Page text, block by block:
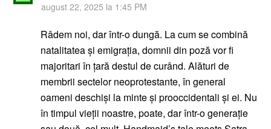
august 22, 2025 la 1:45 PM
Râdem noi, dar într-o dungă. La cum se combină
natalitatea și emigrația, domnii din poză vor fi
majoritari în țară destul de curând. Alături de
membrii sectelor neoprotestante, în general
oameni deschiși la minte și prooccidentali și ei. Nu
în timpul vieții noastre, poate, dar într-o generație